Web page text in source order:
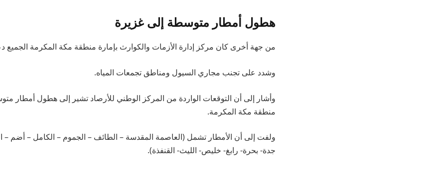
هطول أمطار متوسطة إلى غزيرة
من جهة أخرى كان مركز إدارة الأزمات والكوارث بإمارة منطقة مكة المكرمة الجميع
وشدد على تجنب مجاري السيول ومناطق تجمعات المياه.
وأشار إلى أن التوقعات الواردة من المركز الوطني للأرصاد تشير إلى هطول أمطار
منطقة مكة المكرمة.
ولفت إلى أن الأمطار تشمل (العاصمة المقدسة – الطائف – الجموم – الكامل – أضم
جدة- بحرة- رابغ- خليص- الليث- القنفذة).